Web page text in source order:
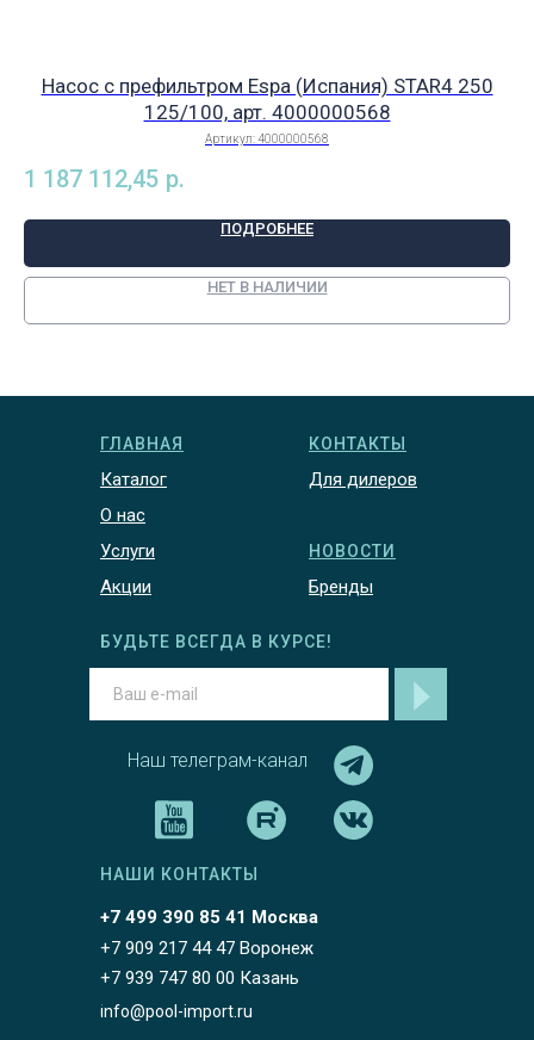
Насос с префильтром Espa (Испания) STAR4 250
125/100, арт. 4000000568
Артикул:4000000568
1 187 112,45 р.
ПОДРОБНЕЕ
НЕТ В НАЛИЧИИ
ГЛАВНАЯ
Каталог
О нас
Услуги
Акции
КОНТАКТЫ
Для дилеров
НОВОСТИ
Бренды
Наш телеграм-канал
БУДЬТЕ ВСЕГДА В КУРСЕ!
+7 499 390 85 41 Москва
НАШИ КОНТАКТЫ
+7 909 217 44 47 Воронеж
+7 939 747 80 00 Казань
info@pool-import.ru